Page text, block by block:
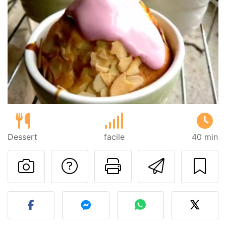
Dessert facile 40 min
Imprimer
Poser une
Publier votre photo de